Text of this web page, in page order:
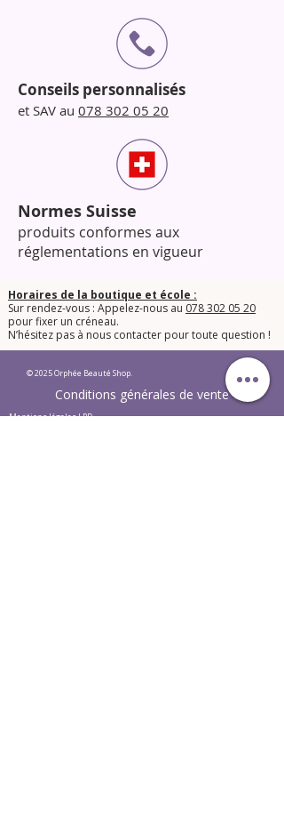
Conseils personnalisés
et SAV au 078 302 05 20
Normes Suisse
produits conformes aux
réglementations en vigueur
Horaires de la boutique et école :
Sur rendez-vous : Appelez-nous au 078 302 05 20
pour fixer un créneau.
​N’hésitez pas à nous contacter pour toute question !​
© 2025 Orphée Beauté Shop.
Conditions générales de vente
Mentions légales LPD